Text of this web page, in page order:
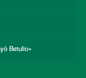
Betulio»